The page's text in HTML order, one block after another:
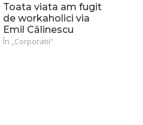
Toata viata am fugit
de workaholici via
Emil Călinescu
În „Corporatii”